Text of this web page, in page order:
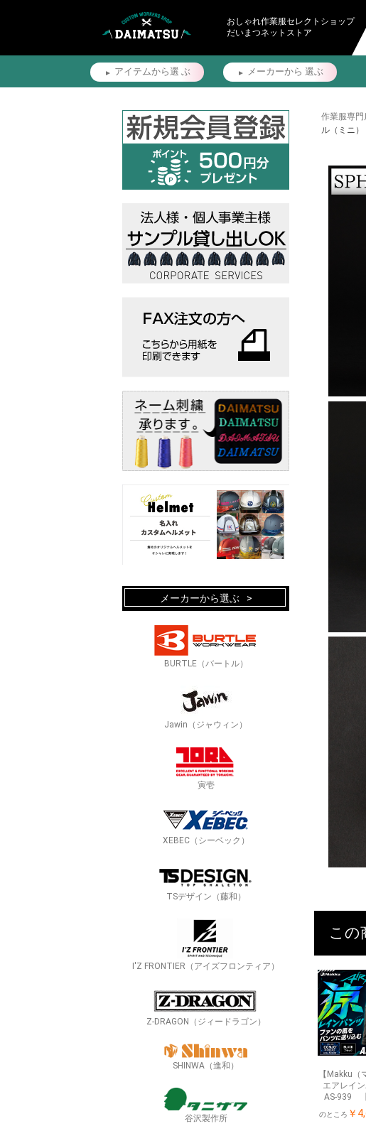
おしゃれ作業服セレクトショップ
だいまつネットストア
アイテムから選 ぶ メーカーから 選ぶ
作業服専門
ル（ミニ）
この
【Makku（
エアレイ
AS-939 【
のところ ￥
メーカーから選ぶ
BURTLE（バートル）
Jawin（ジャウィン）
寅壱
XEBEC（シーベック）
TSデザイン（藤和）
I'Z FRONTIER（アイズフロンティア）
Z-DRAGON（ジィードラゴン）
SHINWA（進和）
谷沢製作所